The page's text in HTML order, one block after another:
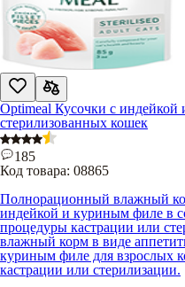
Optimeal Кусочки с
стерилизованных кошек
185
Код товара: 08865
Полнорационный влажный
индейкой и куриным филе в
процедуры кастрации или
влажный корм в виде
куриным филе для взрослых
кастрации или стерилизации.